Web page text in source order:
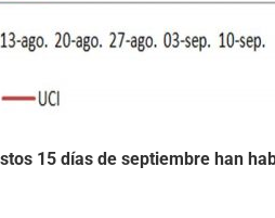
15 días de septiembre han